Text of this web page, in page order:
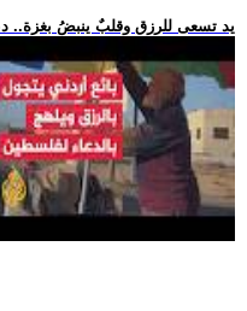
.. يد تسعى للرزق وقلبٌ ينبضُ بغزة..